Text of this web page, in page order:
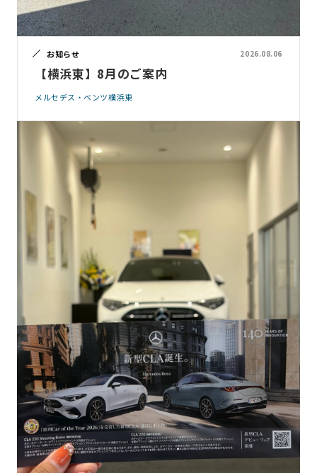
お知らせ 2026.08.06
【横浜東】8月のご案内
メルセデス・ベンツ横浜東